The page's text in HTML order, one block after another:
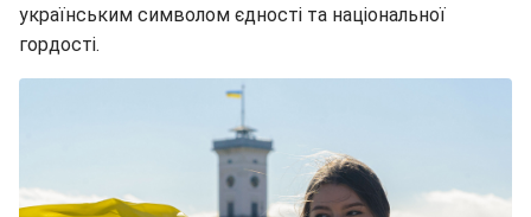
українським символом єдності та національної
гордості.